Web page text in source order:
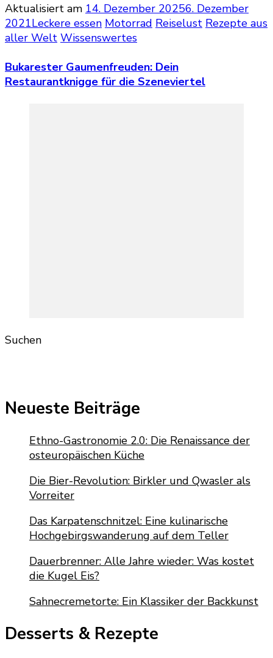
Aktualisiert am 14. Dezember 20256. Dezember
2021Leckere essen Motorrad Reiselust Rezepte aus
aller Welt Wissenswertes
Bukarester Gaumenfreuden: Dein
Restaurantknigge für die Szeneviertel
Suchen
Neueste Beiträge
Ethno-Gastronomie 2.0: Die Renaissance der
osteuropäischen Küche
Die Bier-Revolution: Birkler und Qwasler als
Vorreiter
Das Karpatenschnitzel: Eine kulinarische
Hochgebirgswanderung auf dem Teller
Dauerbrenner: Alle Jahre wieder: Was kostet
die Kugel Eis?
Sahnecremetorte: Ein Klassiker der Backkunst
Desserts & Rezepte